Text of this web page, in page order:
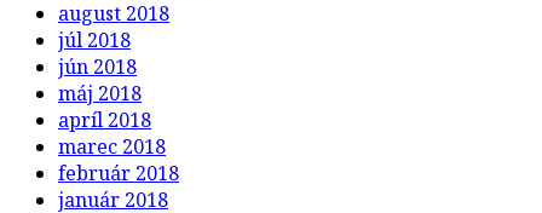
august 2018
júl 2018
jún 2018
máj 2018
apríl 2018
marec 2018
február 2018
január 2018